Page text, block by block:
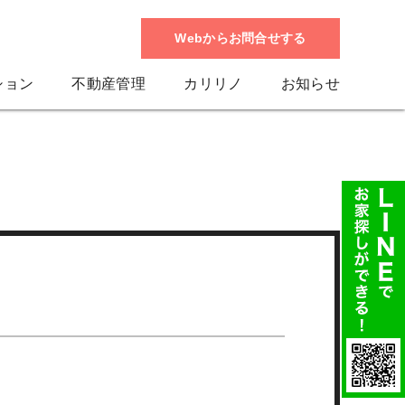
Webからお問合せする
ョン 不動産管理 カリリノ お知らせ